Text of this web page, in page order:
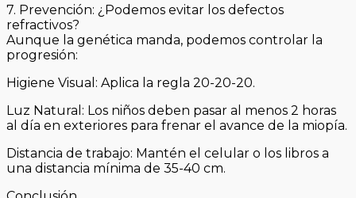
7. Prevención: ¿Podemos evitar los defectos
refractivos?
Aunque la genética manda, podemos controlar la
progresión:
Higiene Visual: Aplica la regla 20-20-20.
Luz Natural: Los niños deben pasar al menos 2 horas
al día en exteriores para frenar el avance de la miopía.
Distancia de trabajo: Mantén el celular o los libros a
una distancia mínima de 35-40 cm.